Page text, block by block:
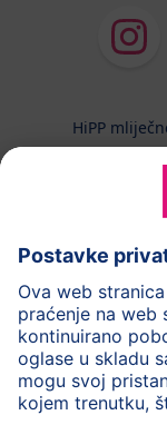
HiPP
Zaštita
Uvjeti